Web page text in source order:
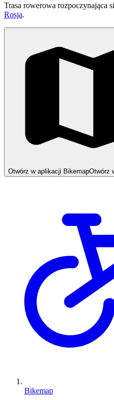
Trasa rowerowa rozpoczynająca
Rosja.
Otwórz w aplikacji BikemapOtwórz
Bikemap